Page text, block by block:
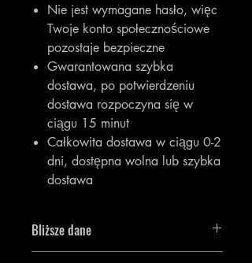
Nie jest wymagane hasło, więc
Twoje konto społecznościowe
pozostaje bezpieczne
Gwarantowana szybka
dostawa, po potwierdzeniu
dostawa rozpoczyna się w
ciągu 15 minut
Całkowita dostawa w ciągu 0-2
dni, dostępna wolna lub szybka
dostawa
Bliższe dane